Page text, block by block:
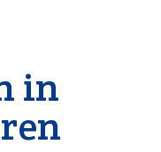
in